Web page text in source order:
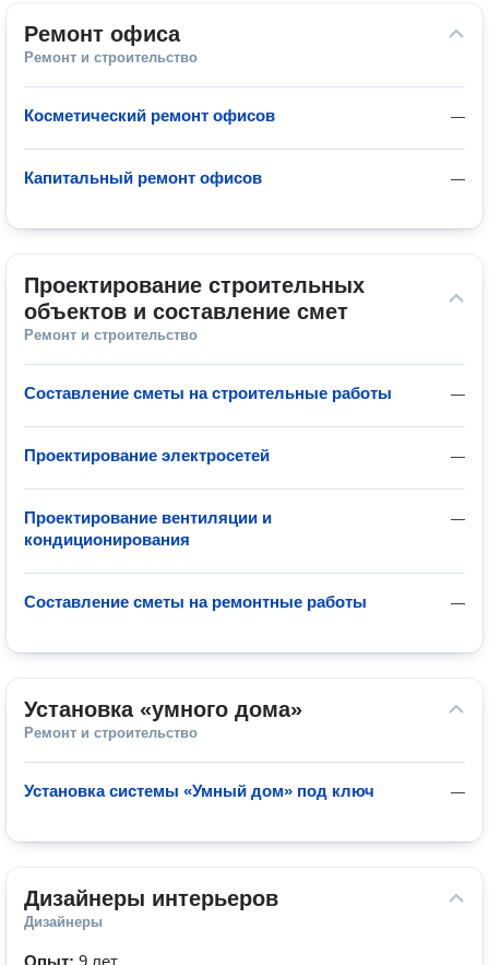
Ремонт офиса
Ремонт и строительство
—
Косметический ремонт офисов
—
Капитальный ремонт офисов
Проектирование строительных
объектов и составление смет
Ремонт и строительство
—
Составление сметы на строительные работы
—
Проектирование электросетей
—
Проектирование вентиляции и
кондиционирования
—
Составление сметы на ремонтные работы
Установка «умного дома»
Ремонт и строительство
—
Установка системы «Умный дом» под ключ
Дизайнеры интерьеров
Дизайнеры
Опыт: 9 лет